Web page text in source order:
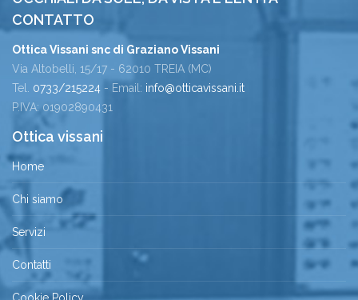
CONTATTO
Ottica Vissani snc di Graziano Vissani
Via Altobelli, 15/17 - 62010 TREIA (MC)
Tel. 0733/215224 - Email: info@otticavissani.it
P.IVA: 01902890431
Ottica vissani
Home
Chi siamo
Servizi
Contatti
Cookie Policy